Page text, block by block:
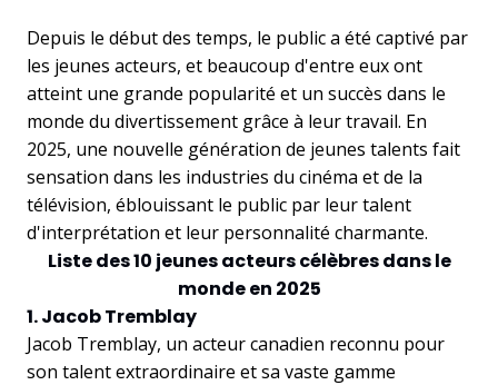
Depuis le début des temps, le public a été captivé par
les jeunes acteurs, et beaucoup d'entre eux ont
atteint une grande popularité et un succès dans le
monde du divertissement grâce à leur travail. En
2025, une nouvelle génération de jeunes talents fait
sensation dans les industries du cinéma et de la
télévision, éblouissant le public par leur talent
d'interprétation et leur personnalité charmante.
Liste des 10 jeunes acteurs célèbres dans le
monde en 2025
1. Jacob Tremblay
Jacob Tremblay, un acteur canadien reconnu pour
son talent extraordinaire et sa vaste gamme